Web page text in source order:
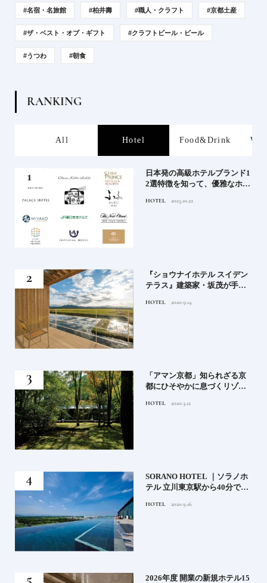
#名宿・名旅館 #柏井壽 #職人・クラフト #京都土産
#ザ・ベスト・オブ・ギフト #クラフトビール・ビール
#うつわ #朝食
RANKING
All Hotel Food&Drink
日本発の高級ホテルブランド1
2選特徴を知って、優雅なホテ
ンド大解剖①
HOTEL 2025.10.22
『ショウナイホテル スイデン
テラス』建築家・坂茂が手掛
シンボル
HOTEL 2020.9.14
「アマン京都」知られざる京
都にひそやかに息づくリゾー
HOTEL 2020.3.12
SORANO HOTEL ｜ソラノホ
テル 立川東京駅から40分で行
HOTEL 2020.9.16
2026年度 開業の新規ホテル15